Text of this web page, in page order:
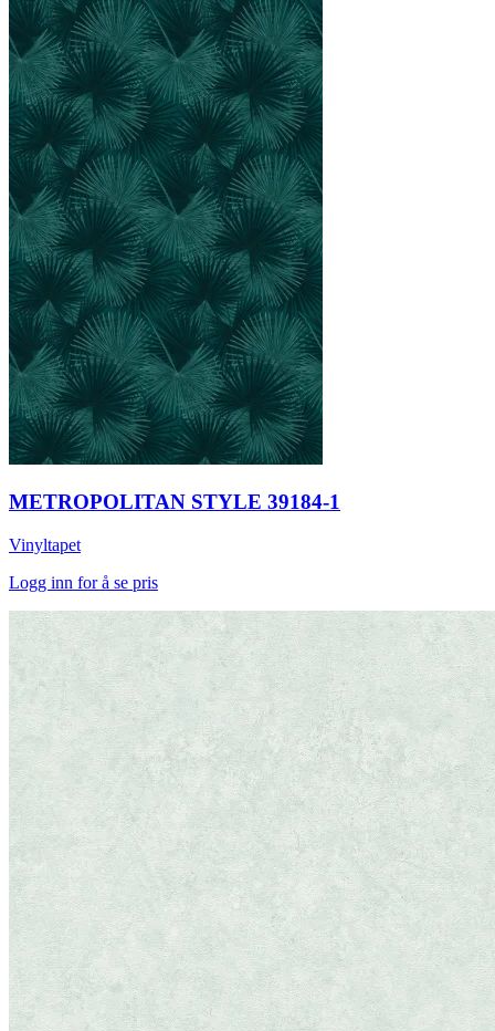
METROPOLITAN STYLE 39184-1
Vinyltapet
Logg inn for å se pris